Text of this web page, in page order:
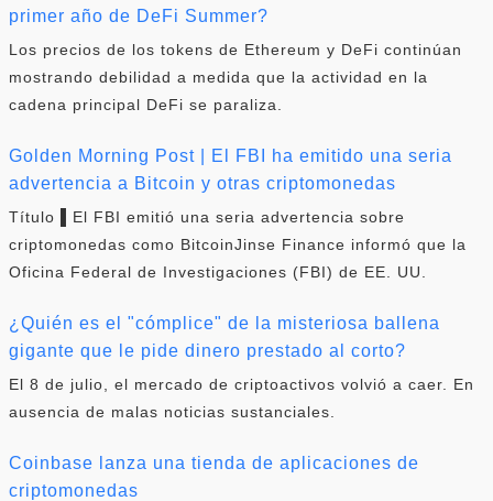
primer año de DeFi Summer?
Los precios de los tokens de Ethereum y DeFi continúan
mostrando debilidad a medida que la actividad en la
cadena principal DeFi se paraliza.
Golden Morning Post | El FBI ha emitido una seria
advertencia a Bitcoin y otras criptomonedas
Título ▌El FBI emitió una seria advertencia sobre
criptomonedas como BitcoinJinse Finance informó que la
Oficina Federal de Investigaciones (FBI) de EE. UU.
¿Quién es el "cómplice" de la misteriosa ballena
gigante que le pide dinero prestado al corto?
El 8 de julio, el mercado de criptoactivos volvió a caer. En
ausencia de malas noticias sustanciales.
Coinbase lanza una tienda de aplicaciones de
criptomonedas